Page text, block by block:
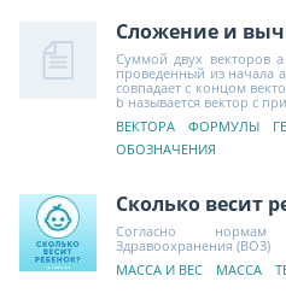
Сложение и
Суммой двух векторов
проведенный из начала
совпадает с концом
b называется вектор c
ВЕКТОРА
ФОРМУЛЫ
ОБОЗНАЧЕНИЯ
Сколько весит
Согласно нормам
Здравоохранения (ВОЗ)
МАССА И ВЕС
МАССА